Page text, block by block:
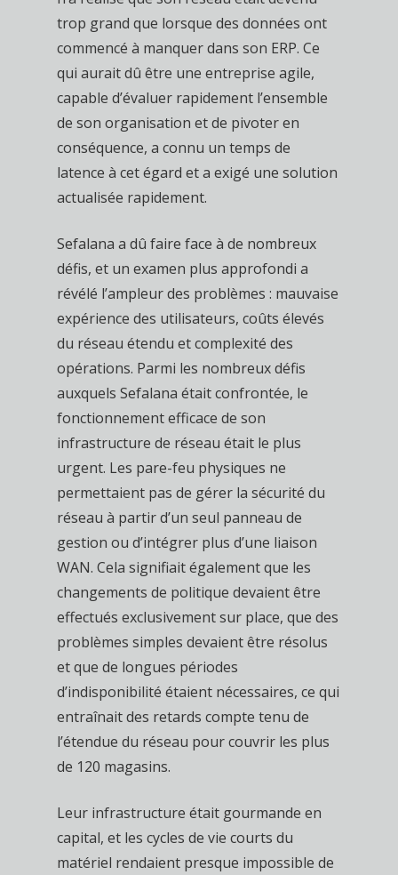
trop grand que lorsque des données ont
commencé à manquer dans son ERP. Ce
qui aurait dû être une entreprise agile,
capable d’évaluer rapidement l’ensemble
de son organisation et de pivoter en
conséquence, a connu un temps de
latence à cet égard et a exigé une solution
actualisée rapidement.
Sefalana a dû faire face à de nombreux
défis, et un examen plus approfondi a
révélé l’ampleur des problèmes : mauvaise
expérience des utilisateurs, coûts élevés
du réseau étendu et complexité des
opérations. Parmi les nombreux défis
auxquels Sefalana était confrontée, le
fonctionnement efficace de son
infrastructure de réseau était le plus
urgent. Les pare-feu physiques ne
permettaient pas de gérer la sécurité du
réseau à partir d’un seul panneau de
gestion ou d’intégrer plus d’une liaison
WAN. Cela signifiait également que les
changements de politique devaient être
effectués exclusivement sur place, que des
problèmes simples devaient être résolus
et que de longues périodes
d’indisponibilité étaient nécessaires, ce qui
entraînait des retards compte tenu de
l’étendue du réseau pour couvrir les plus
de 120 magasins.
Leur infrastructure était gourmande en
capital, et les cycles de vie courts du
matériel rendaient presque impossible de